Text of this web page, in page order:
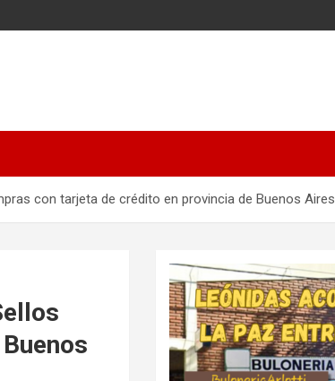
con tarjeta de crédito en provincia de Buenos Aires